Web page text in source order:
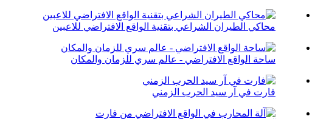
محاكي الطيران الشراعي بتقنية الواقع الافتراضي للاعبين
ساحة الواقع الافتراضي - عالم سري للزمان والمكان
فارت في آر سيد الحرب الزمني